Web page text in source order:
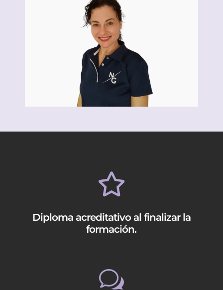

Diploma acreditativo al finalizar la
formación.
w